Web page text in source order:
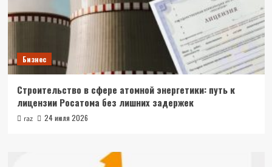
Бизнес
Строительство в сфере атомной энергетики: путь к
лицензии Росатома без лишних задержек
raz 24 июля 2026